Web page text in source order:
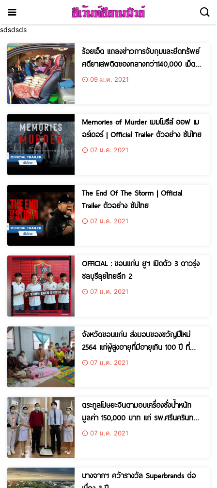
sdsdsds
ร้อยเอ็ด แถลงข่าวการจับกุมและยึดทรัพย์
คดียาเสพติดของกลางกว่า140,000 เม็ด
ผู้ต้องหา 1 คน รถ2คัน
09 ม.ค. 2021
Memories of Murder เมมโมรีส์ ออฟ เม
อร์เดอร์ | Official Trailer ตัวอย่าง ซับไทย
07 ม.ค. 2021
The End Of The Storm | Official
Trailer ตัวอย่าง ซับไทย
07 ม.ค. 2021
OFFICIAL : ขอนแก่น ยูฯ เปิดตัว 3 ดาวรุ่ง
ชลบุรีลุยไทยลีก 2
07 ม.ค. 2021
จังหวัดขอนแก่น ส่งมอบของขวัญปีใหม่
2564 แก่ผู้สูงอายุที่มีอายุเกิน 100 ปี ที่
กระจายอยู่ในพื้นที่ 16 อำเภอ
07 ม.ค. 2021
ตระกูลโปษยะจินดามอบเครื่องชั่งน้ำหนัก
มูลค่า 150,000 บาท แก่ รพ.ศรีนครินทร์
ขอนแก่น
07 ม.ค. 2021
บางจากฯ คว้ารางวัล Superbrands ต่อ